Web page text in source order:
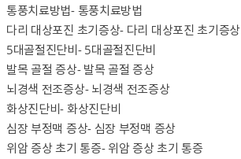
통풍치료방법- 통풍치료방법
다리 대상포진 초기증상- 다리 대상포진 초기증상
5대골절진단비- 5대골절진단비
발목 골절 증상- 발목 골절 증상
뇌경색 전조증상- 뇌경색 전조증상
화상진단비- 화상진단비
심장 부정맥 증상- 심장 부정맥 증상
위암 증상 초기 통증- 위암 증상 초기 통증